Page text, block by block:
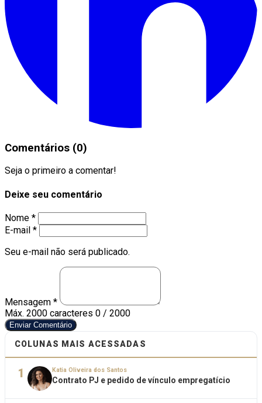
Comentários (0)
Seja o primeiro a comentar!
Deixe seu comentário
Nome *
E-mail *
Seu e-mail não será publicado.
Mensagem *
Máx. 2000 caracteres 0 / 2000
Enviar Comentário
COLUNAS MAIS ACESSADAS
1 Katia Oliveira dos Santos
Contrato PJ e pedido de vínculo empregatício